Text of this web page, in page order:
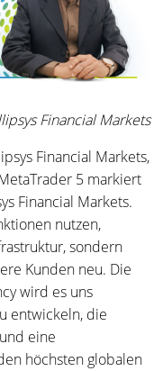
Financial Markets
Financial Markets,
5 markiert
Financial Markets.
nutzen,
sondern
Kunden neu. Die
wird es uns
entwickeln, die
eine
höchsten globalen